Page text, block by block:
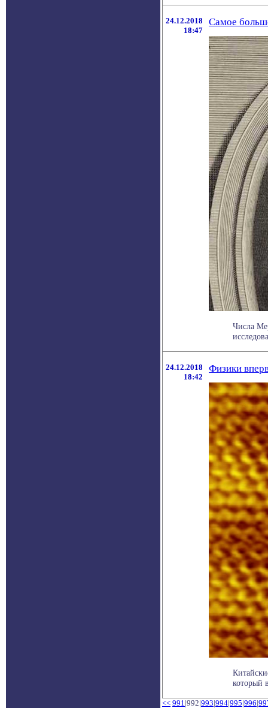
24.12.2018
18:47
Самое
Числа
24.12.2018
18:42
Физики
который
<< 991|992|993|994|995|996|